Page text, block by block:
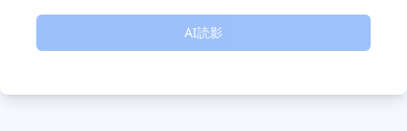
AI読影